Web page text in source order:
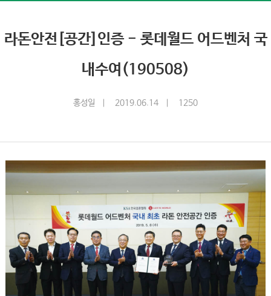
라돈안전[공간]인증 - 롯데월드 어드벤처 국
내수여(190508)
홍성일 2019.06.14 1250